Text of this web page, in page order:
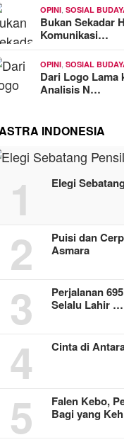
OPINI ,SOSIAL
Bukan Sekadar
Komunikasi…
OPINI ,SOSIAL
Dari Logo Lama
Analisis N…
INDONESIA
1 Elegi
2
Puisi dan
Asmara
3
Perjalanan
Selalu Lahir …
4 Cinta di
5
Falen Kebo,
Bagi yang